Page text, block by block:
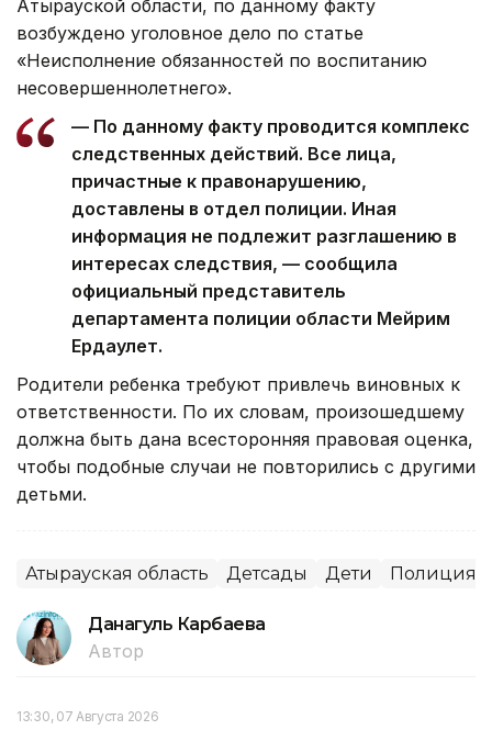
Атырауской области, по данному факту
возбуждено уголовное дело по статье
«Неисполнение обязанностей по воспитанию
несовершеннолетнего».
— По данному факту проводится комплекс
следственных действий. Все лица,
причастные к правонарушению,
доставлены в отдел полиции. Иная
информация не подлежит разглашению в
интересах следствия, — сообщила
официальный представитель
департамента полиции области Мейрим
Ердаулет.
Родители ребенка требуют привлечь виновных к
ответственности. По их словам, произошедшему
должна быть дана всесторонняя правовая оценка,
чтобы подобные случаи не повторились с другими
детьми.
Атырауская область Детсады Дети Полиция
Данагуль Карбаева
Автор
13:30, 07 Августа 2026